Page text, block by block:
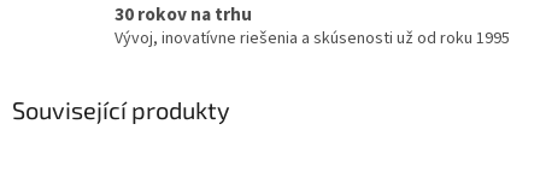
30 rokov na trhu
Vývoj, inovatívne riešenia a skúsenosti už od roku 1995
Související produkty